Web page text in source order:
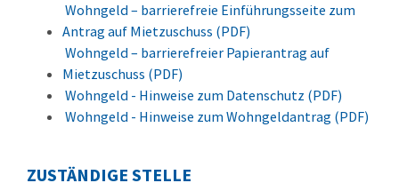
Wohngeld – barrierefreie Einführungsseite zum
Antrag auf Mietzuschuss (PDF)
Wohngeld – barrierefreier Papierantrag auf
Mietzuschuss (PDF)
Wohngeld - Hinweise zum Datenschutz (PDF)
Wohngeld - Hinweise zum Wohngeldantrag (PDF)
ZUSTÄNDIGE STELLE